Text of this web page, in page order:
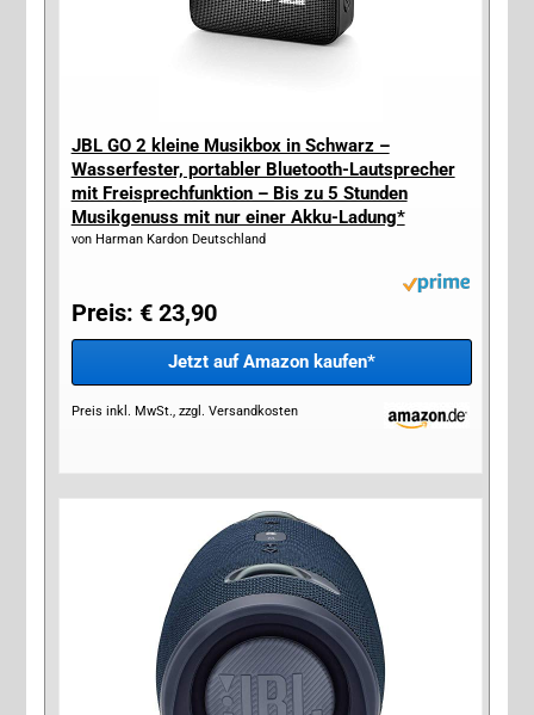
JBL GO 2 kleine Musikbox in Schwarz –
Wasserfester, portabler Bluetooth-Lautsprecher
mit Freisprechfunktion – Bis zu 5 Stunden
Musikgenuss mit nur einer Akku-Ladung*
von Harman Kardon Deutschland
Preis: € 23,90
Jetzt auf Amazon kaufen*
Preis inkl. MwSt., zzgl. Versandkosten